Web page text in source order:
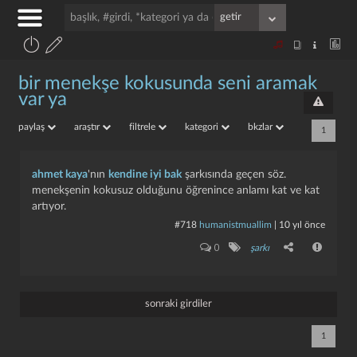
bir menekşe kokusunda seni aramak
var ya
paylaş araştır filtrele kategori bkzlar 1
ahmet kaya'nın kendine iyi bakşarkısında geçen söz.
menekşenin kokusuz olduğunu öğrenince anlamı kat ve kat
artıyor.
#718 humanistmuallim 10 yıl önce
0 şarkı
sonraki girdiler
1